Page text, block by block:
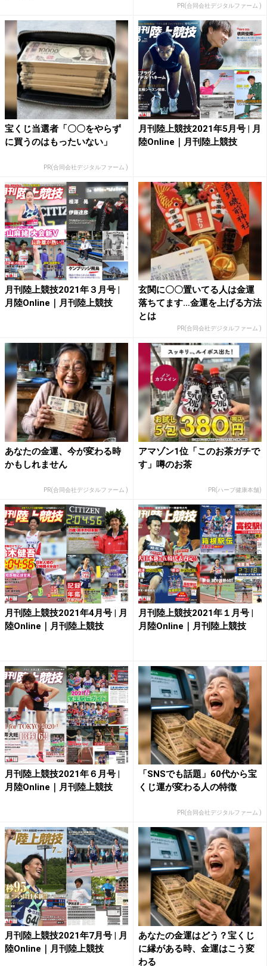
PR(合同会社デジタルファーム )
宝くじ当選者「〇〇をやらず
に買うのはもったいない」
PR(合同会社デジタルファーム )
月刊陸上競技2021年5月号 | 月
陸Online｜月刊陸上競技
月刊陸上競技2021年３月号 |
月陸Online｜月刊陸上競技
玄関に〇〇置いてる人は金運
落ちてます…金運を上げる方法
とは
PR(合同会社デジタルファーム )
あなたの金運、今が変わる時
かもしれません
PR(合同会社デジタルファーム )
アマゾン1位「このお茶ガチで
す」噂のお茶
PR(ハーブ健康本舗)
月刊陸上競技2021年4月号 | 月
陸Online｜月刊陸上競技
月刊陸上競技2021年１月号 |
月陸Online｜月刊陸上競技
月刊陸上競技2021年６月号 |
月陸Online｜月刊陸上競技
「SNSでも話題」60代から宝
くじ運が変わる人の特徴
PR(合同会社デジタルファーム )
月刊陸上競技2021年7月号 | 月
陸Online｜月刊陸上競技
あなたの金運はどう？宝くじ
に縁がある時、金運はこう変
わる